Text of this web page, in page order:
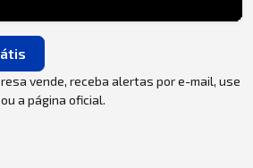
vende, receba alertas por e-mail, use
a página oficial.